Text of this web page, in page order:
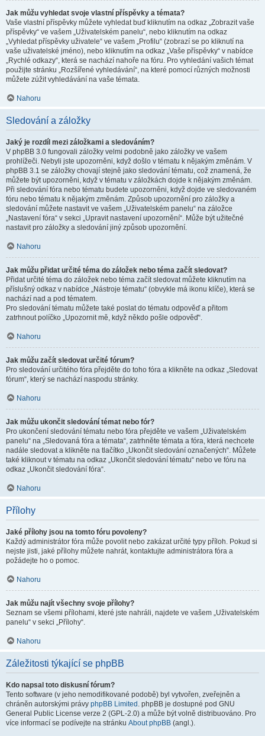
Jak můžu vyhledat svoje vlastní příspěvky a témata?
Vaše vlastní příspěvky můžete vyhledat buď kliknutím na odkaz „Zobrazit vaše
příspěvky“ ve vašem „Uživatelském panelu“, nebo kliknutím na odkaz
„Vyhledat příspěvky uživatele“ ve vašem „Profilu“ (zobrazí se po kliknutí na
vaše uživatelské jméno), nebo kliknutím na odkaz „Vaše příspěvky“ v nabídce
„Rychlé odkazy“, která se nachází nahoře na fóru. Pro vyhledání vašich témat
použijte stránku „Rozšířené vyhledávání“, na které pomocí různých možnosti
můžete zúžit vyhledávání na vaše témata.
Nahoru
Sledování a záložky
Jaký je rozdíl mezi záložkami a sledováním?
V phpBB 3.0 fungovali záložky velmi podobně jako záložky ve vašem
prohlížeči. Nebyli jste upozorněni, když došlo v tématu k nějakým změnám. V
phpBB 3.1 se záložky chovají stejně jako sledování tématu, což znamená, že
můžete být upozorněni, když v tématu v záložkách dojde k nějakým změnám.
Při sledování fóra nebo tématu budete upozorněni, když dojde ve sledovaném
fóru nebo tématu k nějakým změnám. Způsob upozornění pro záložky a
sledování můžete nastavit ve vašem „Uživatelském panelu“ na záložce
„Nastavení fóra“ v sekci „Upravit nastavení upozornění“. Může být užitečné
nastavit pro záložky a sledování jiný způsob upozornění.
Nahoru
Jak můžu přidat určité téma do záložek nebo téma začít sledovat?
Přidat určité téma do záložek nebo téma začít sledovat můžete kliknutím na
příslušný odkaz v nabídce „Nástroje tématu“ (obvykle má ikonu klíče), která se
nachází nad a pod tématem.
Pro sledování tématu můžete také poslat do tématu odpověď a přitom
zatrhnout políčko „Upozornit mě, když někdo pošle odpověď“.
Nahoru
Jak můžu začít sledovat určité fórum?
Pro sledování určitého fóra přejděte do toho fóra a klikněte na odkaz „Sledovat
fórum“, který se nachází naspodu stránky.
Nahoru
Jak můžu ukončit sledování témat nebo fór?
Pro ukončení sledování tématu nebo fóra přejděte ve vašem „Uživatelském
panelu“ na „Sledovaná fóra a témata“, zatrhněte témata a fóra, která nechcete
nadále sledovat a klikněte na tlačítko „Ukončit sledování označených“. Můžete
také kliknout v tématu na odkaz „Ukončit sledování tématu“ nebo ve fóru na
odkaz „Ukončit sledování fóra“.
Nahoru
Přílohy
Jaké přílohy jsou na tomto fóru povoleny?
Každý administrátor fóra může povolit nebo zakázat určité typy příloh. Pokud si
nejste jisti, jaké přílohy můžete nahrát, kontaktujte administrátora fóra a
požádejte ho o pomoc.
Nahoru
Jak můžu najít všechny svoje přílohy?
Seznam se všemi přílohami, které jste nahráli, najdete ve vašem „Uživatelském
panelu“ v sekci „Přílohy“.
Nahoru
Záležitosti týkající se phpBB
Kdo napsal toto diskusní fórum?
Tento software (v jeho nemodifikované podobě) byl vytvořen, zveřejněn a
chráněn autorskými právy phpBB Limited . phpBB je dostupné pod GNU
General Public License verze 2 (GPL-2.0) a může být volně distribuováno. Pro
více informací se podívejte na stránku About phpBB (angl.).